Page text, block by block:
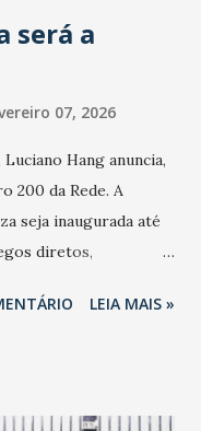
será a
07, 2026
Hang anuncia,
200 da Rede. A
seja inaugurada até
diretos,
oficialmente, mas
LEIA MAIS »